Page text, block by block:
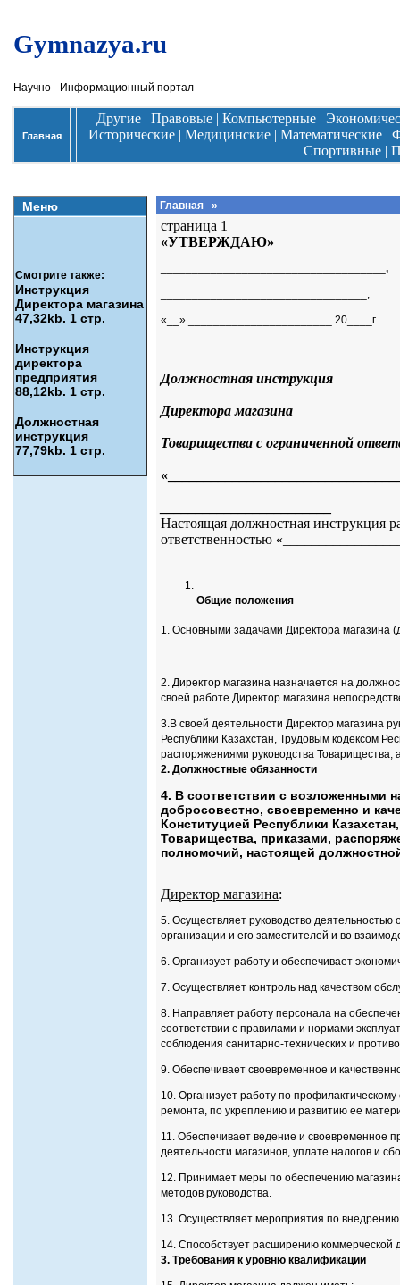
Gymnazya.ru
Научно - Информационный портал
Главная
Другие | Правовые | Компьютерные |
Исторические| Медицинские| Математические|
Спортивные|
Меню
Смотрите также:
Инструкция
Директора магазина
47,32kb. 1 стр.
Инструкция
директора
предприятия
88,12kb. 1 стр.
Должностная
инструкция
77,79kb. 1 стр.
Главная »
страница 1
«УТВЕРЖДАЮ»
,
_________________________________,
«__» _______________________ 20____г.
Должностная инструкция
Директора магазина
Товарищества с ограниченной
Настоящая должностная инструкция
ответственностью
Общие положения
1. Основными задачами Директора магазина
2. Директор магазина назначается на
своей работе Директор магазина
3.В своей деятельности Директор магазина
Республики Казахстан, Трудовым кодексом
распоряжениями руководства
2. Должностные обязанности
4. В соответствии с возложенными
добросовестно, своевременно и
Конституцией Республики
Товарищества, приказами,
полномочий, настоящей
Директор магазина:
5. Осуществляет руководство
организации и его заместителей и во
6. Организует работу и обеспечивает
7. Осуществляет контроль над качеством
8. Направляет работу персонала на
соответствии с правилами и нормами
соблюдения санитарно-технических и
9. Обеспечивает своевременное и
10. Организует работу по
ремонта, по укреплению и развитию ее
11. Обеспечивает ведение и своевременное
деятельности магазинов, уплате налогов и
12. Принимает меры по обеспечению
методов руководства.
13. Осуществляет мероприятия по
14. Способствует расширению коммерческой
3. Требования к уровню квалификации